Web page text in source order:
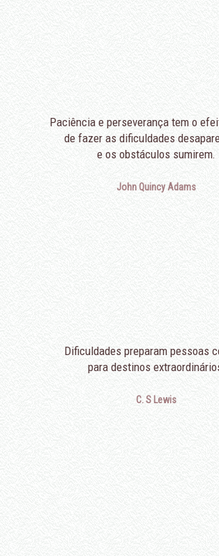
Paciência e perseverança tem o
de fazer as dificuldades
e os obstáculos sumirem.
John Quincy Adams
Dificuldades preparam pessoas
para destinos
C. S Lewis